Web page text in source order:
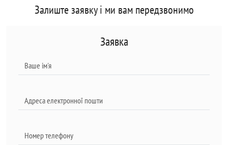
Залиште заявку і ми вам передзвонимо
Заявка